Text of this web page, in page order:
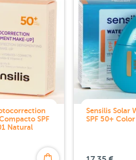
SPF
Natural
Sensilis Solar
SPF 50+